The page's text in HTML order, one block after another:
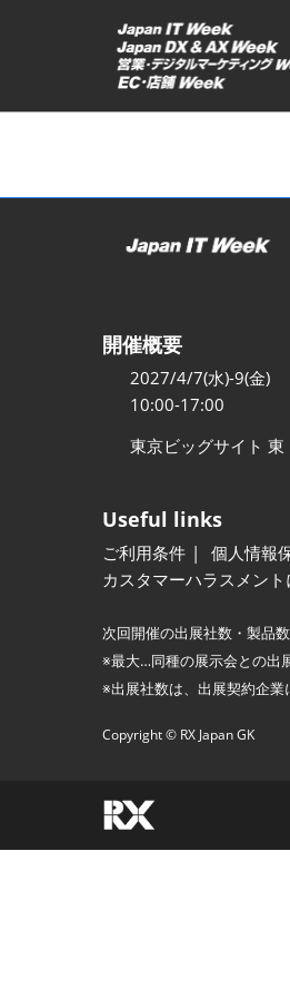
ッ
開催概要
2027/4/7(水)-9(金)
10:00-17:00
東京ビッグサイト
Useful links
ご利用条件 個人情報
カスタマーハラスメン
次回開催の出展社数・製品
※最大…同種の展示会との出
※出展社数は、出展契約企業
Copyright © RX Japan GK